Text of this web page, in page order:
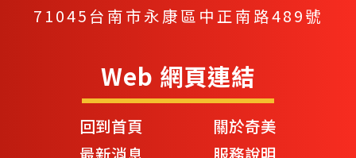
71045台南市永康區中正南路489號
Web 網頁連結
回到首頁
關於奇美